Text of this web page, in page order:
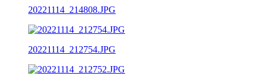
20221114_214808.JPG
20221114_212754.JPG